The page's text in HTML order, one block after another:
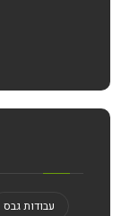
עבודות גבס